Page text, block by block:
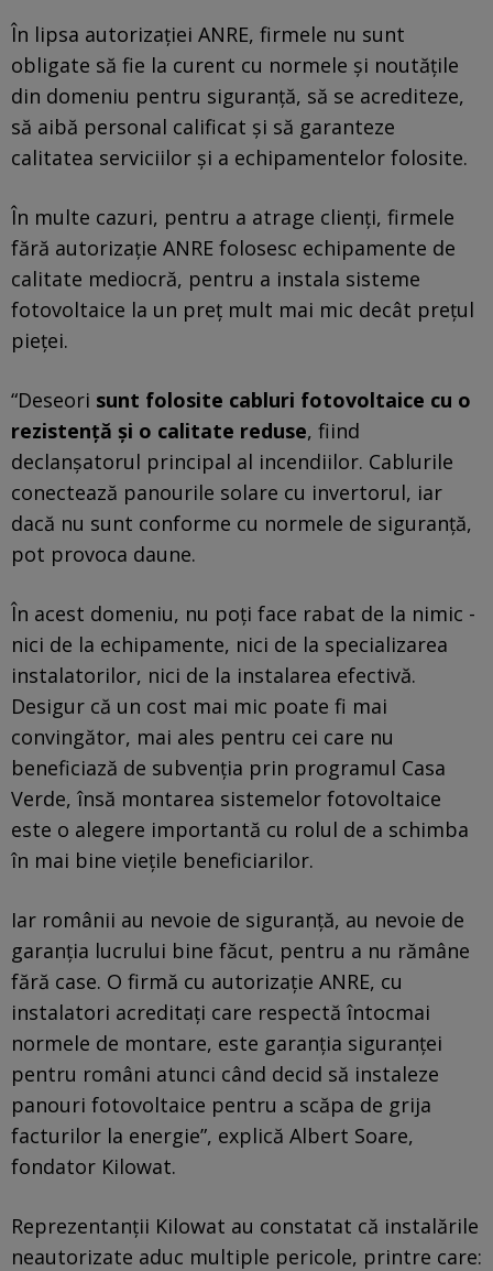
În lipsa autorizaţiei ANRE, firmele nu sunt
obligate să fie la curent cu normele şi noutăţile
din domeniu pentru siguranţă, să se acrediteze,
să aibă personal calificat şi să garanteze
calitatea serviciilor şi a echipamentelor folosite.
În multe cazuri, pentru a atrage clienţi, firmele
fără autorizaţie ANRE folosesc echipamente de
calitate mediocră, pentru a instala sisteme
fotovoltaice la un preţ mult mai mic decât preţul
pieţei.
“Deseori sunt folosite cabluri fotovoltaice cu o
rezistenţă şi o calitate reduse, fiind
declanşatorul principal al incendiilor. Cablurile
conectează panourile solare cu invertorul, iar
dacă nu sunt conforme cu normele de siguranţă,
pot provoca daune.
În acest domeniu, nu poţi face rabat de la nimic -
nici de la echipamente, nici de la specializarea
instalatorilor, nici de la instalarea efectivă.
Desigur că un cost mai mic poate fi mai
convingător, mai ales pentru cei care nu
beneficiază de subvenţia prin programul Casa
Verde, însă montarea sistemelor fotovoltaice
este o alegere importantă cu rolul de a schimba
în mai bine vieţile beneficiarilor.
Iar românii au nevoie de siguranţă, au nevoie de
garanţia lucrului bine făcut, pentru a nu rămâne
fără case. O firmă cu autorizaţie ANRE, cu
instalatori acreditaţi care respectă întocmai
normele de montare, este garanţia siguranţei
pentru români atunci când decid să instaleze
panouri fotovoltaice pentru a scăpa de grija
facturilor la energie”, explică Albert Soare,
fondator Kilowat.
Reprezentanţii Kilowat au constatat că instalările
neautorizate aduc multiple pericole, printre care: